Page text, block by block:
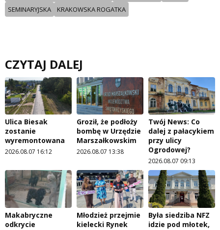
SEMINARYJSKA
KRAKOWSKA ROGATKA
CZYTAJ DALEJ
Ulica Biesak
zostanie
wyremontowana
2026.08.07 16:12
Groził, że podłoży
bombę w Urzędzie
Marszałkowskim
2026.08.07 13:38
Twój News: Co
dalej z pałacykiem
przy ulicy
Ogrodowej?
2026.08.07 09:13
Makabryczne
odkrycie
Młodzież przejmie
kielecki Rynek
Była siedziba NFZ
idzie pod młotek,